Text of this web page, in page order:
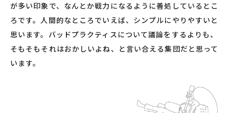
が多い印象で、なんとか戦力になるように善処しているとこ
ろです。人間的なところでいえば、シンプルにやりやすいと
思います。バッドプラクティスについて議論をするよりも、
そもそもそれはおかしいよね、と言い合える集団だと思って
います。